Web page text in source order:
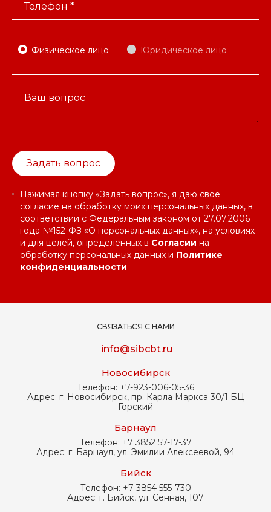
Телефон *
Физическое лицо Юридическое лицо
Ваш вопрос
Задать вопрос
Нажимая кнопку «Задать вопрос», я даю свое
согласие на обработку моих персональных данных, в
соответствии с Федеральным законом от 27.07.2006
года №152-ФЗ «О персональных данных», на условиях
и для целей, определенных в Согласии на
обработку персональных данных и Политике
конфиденциальности
СВЯЗАТЬСЯ С НАМИ
info@sibcbt.ru
Новосибирск
Телефон: +7-923-006-05-36
Адрес: г. Новосибирск, пр. Карла Маркса 30/1 БЦ
Горский
Барнаул
Телефон: +7 3852 57-17-37
Адрес: г. Барнаул, ул. Эмилии Алексеевой, 94
Бийск
Телефон: +7 3854 555-730
Адрес: г. Бийск, ул. Сенная, 107